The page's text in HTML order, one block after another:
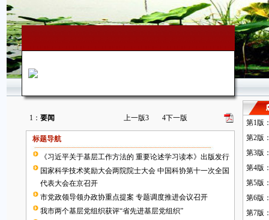
1： 要闻 上一版3 4下一版
标题导航
《习近平关于基层工作方法的 重要论述学习读本》出版发行
国家科学技术奖励大会两院院士大会 中国科协第十一次全国
代表大会在京召开
市党政领导领办政协重点提案 专题调度推进会议召开
我市两个基层党组织获评“省先进基层党组织”
第1版
第2版
第3版
第4版
第5版
第6版
第7版